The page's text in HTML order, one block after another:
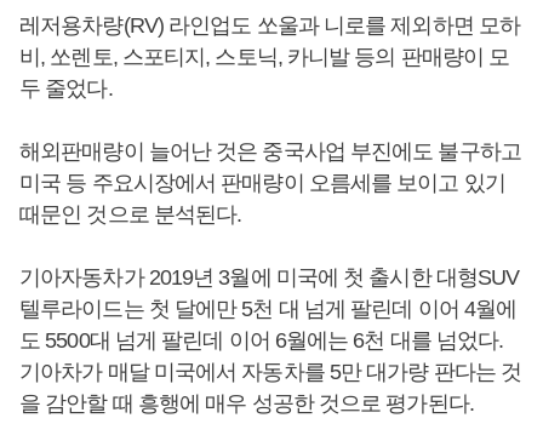
레저용차량(RV) 라인업도 쏘울과 니로를 제외하면 모하
비, 쏘렌토, 스포티지, 스토닉, 카니발 등의 판매량이 모
두 줄었다.
해외판매량이 늘어난 것은 중국사업 부진에도 불구하고
미국 등 주요시장에서 판매량이 오름세를 보이고 있기
때문인 것으로 분석된다.
기아자동차가 2019년 3월에 미국에 첫 출시한 대형SUV
텔루라이드는 첫 달에만 5천 대 넘게 팔린데 이어 4월에
도 5500대 넘게 팔린데 이어 6월에는 6천 대를 넘었다.
기아차가 매달 미국에서 자동차를 5만 대가량 판다는 것
을 감안할 때 흥행에 매우 성공한 것으로 평가된다.